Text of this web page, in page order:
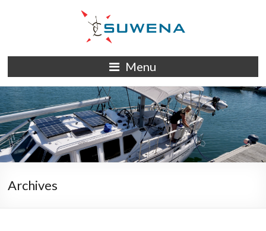
S/Y
Suwena
Menu
Archives